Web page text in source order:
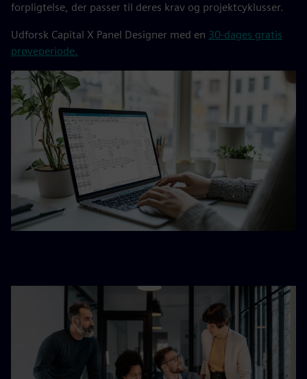
forpligtelse, der passer til deres krav og projektcyklusser.
Udforsk Capital X Panel Designer med en 30-dages gratis
prøveperiode.